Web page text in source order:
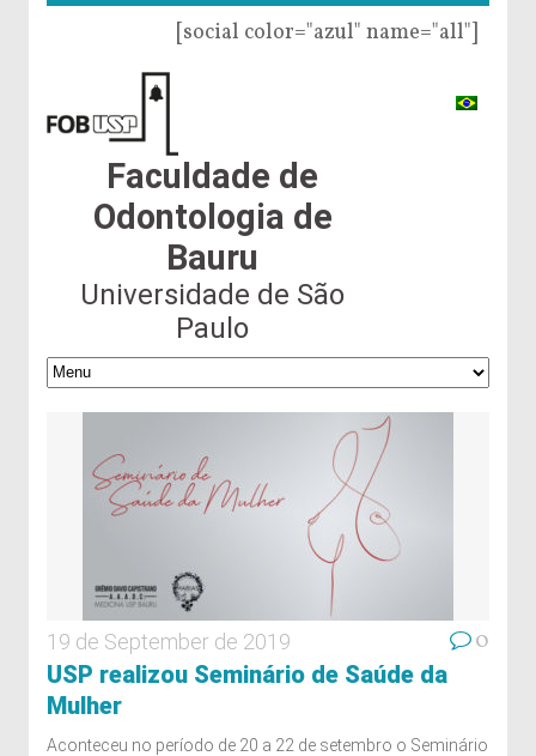
[social color="azul" name="all"]
Faculdade de
Odontologia de
Bauru
Universidade de São
Paulo
19 de September de 2019 0
USP realizou Seminário de Saúde da
Mulher
Aconteceu no período de 20 a 22 de setembro o Seminário